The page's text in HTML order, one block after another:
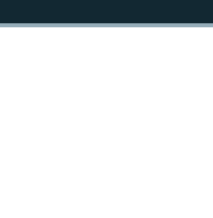
КАЛЯНДАР
НА ХВАЛЯХ СВАБОДЫ